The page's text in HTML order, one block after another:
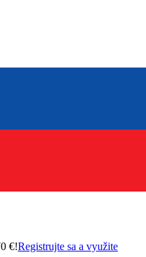
€!Registrujte sa a využite